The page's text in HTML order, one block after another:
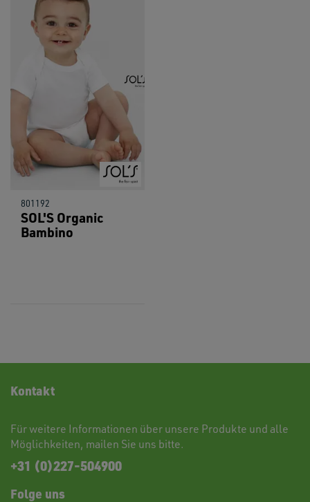
801192
SOL'S Organic
Bambino
Kontakt
Für weitere Informationen über unsere Produkte und alle
Möglichkeiten, mailen Sie uns bitte.
+31 (0)227-504900
Folge uns